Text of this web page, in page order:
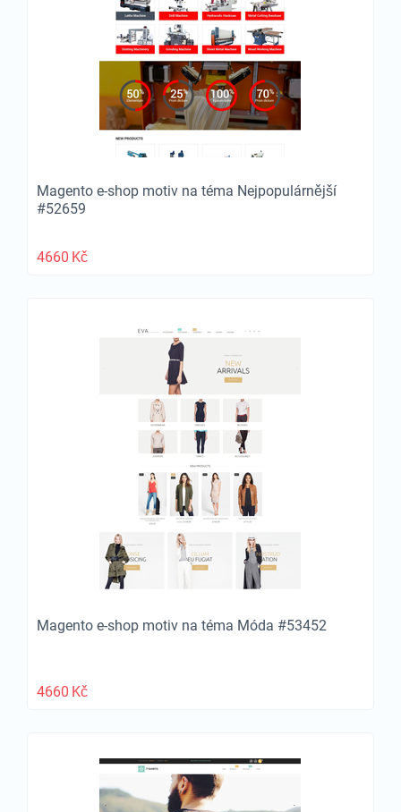
Magento e-shop motiv na téma Nejpopulárnější
#52659
4660 Kč
Magento e-shop motiv na téma Móda #53452
4660 Kč